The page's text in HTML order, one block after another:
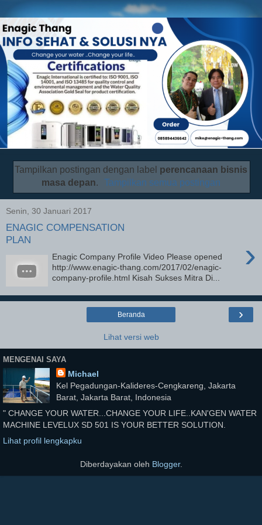
Tampilkan postingan dengan label perencanaan bisnis
masa depan. Tampilkan semua postingan
Senin, 30 Januari 2017
ENAGIC COMPENSATION
PLAN
›
Enagic Company Profile Video Please opened
http://www.enagic-thang.com/2017/02/enagic-
company-profile.html Kisah Sukses Mitra Di...
›
Beranda
Lihat versi web
MENGENAI SAYA
Michael
Kel Pegadungan-Kalideres-Cengkareng, Jakarta
Barat, Jakarta Barat, Indonesia
" CHANGE YOUR WATER...CHANGE YOUR LIFE..KAN'GEN WATER
MACHINE LEVELUX SD 501 IS YOUR BETTER SOLUTION.
Lihat profil lengkapku
Diberdayakan oleh Blogger.